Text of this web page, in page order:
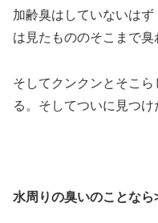
加齢臭はしていないは
は見たもののそこまで臭
そしてクンクンとそこ
る。そしてついに見つけ
水周りの臭いのことなら